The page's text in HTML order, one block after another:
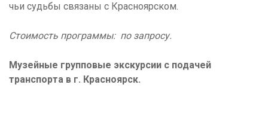
чьи судьбы связаны с Красноярском.
Стоимость программы: по запросу.
Музейные групповые экскурсии с подачей
транспорта в г. Красноярск.